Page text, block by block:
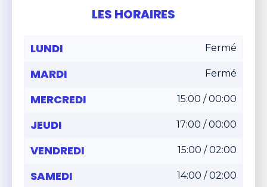
LES HORAIRES
LUNDI Fermé
MARDI Fermé
MERCREDI 15:00 / 00:00
JEUDI 17:00 / 00:00
VENDREDI 15:00 / 02:00
SAMEDI 14:00 / 02:00